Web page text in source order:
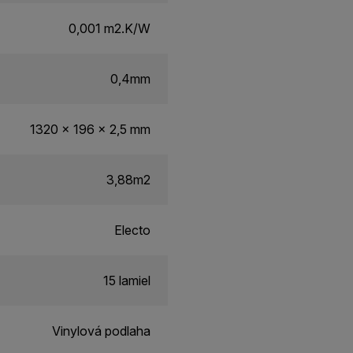
0,001 m2.K/W
0,4mm
1320 x 196 x 2,5 mm
3,88m2
Electo
15 lamiel
Vinylová podlaha